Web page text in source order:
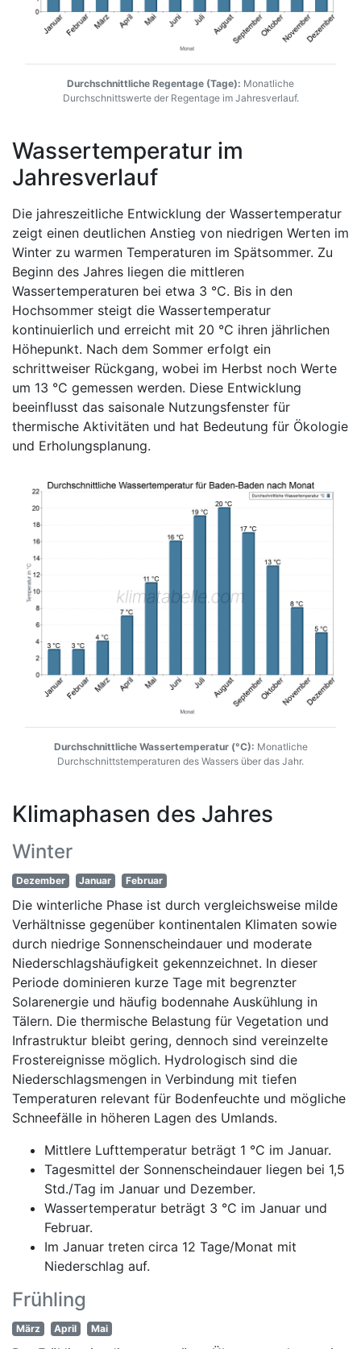
Durchschnittliche Regentage (Tage): Monatliche
Durchschnittswerte der Regentage im Jahresverlauf.
Wassertemperatur im
Jahresverlauf
Die jahreszeitliche Entwicklung der Wassertemperatur
zeigt einen deutlichen Anstieg von niedrigen Werten im
Winter zu warmen Temperaturen im Spätsommer. Zu
Beginn des Jahres liegen die mittleren
Wassertemperaturen bei etwa 3 °C. Bis in den
Hochsommer steigt die Wassertemperatur
kontinuierlich und erreicht mit 20 °C ihren jährlichen
Höhepunkt. Nach dem Sommer erfolgt ein
schrittweiser Rückgang, wobei im Herbst noch Werte
um 13 °C gemessen werden. Diese Entwicklung
beeinflusst das saisonale Nutzungsfenster für
thermische Aktivitäten und hat Bedeutung für Ökologie
und Erholungsplanung.
Durchschnittliche Wassertemperatur (°C): Monatliche
Durchschnittstemperaturen des Wassers über das Jahr.
Klimaphasen des Jahres
Winter
Dezember Januar Februar
Die winterliche Phase ist durch vergleichsweise milde
Verhältnisse gegenüber kontinentalen Klimaten sowie
durch niedrige Sonnenscheindauer und moderate
Niederschlagshäufigkeit gekennzeichnet. In dieser
Periode dominieren kurze Tage mit begrenzter
Solarenergie und häufig bodennahe Auskühlung in
Tälern. Die thermische Belastung für Vegetation und
Infrastruktur bleibt gering, dennoch sind vereinzelte
Frostereignisse möglich. Hydrologisch sind die
Niederschlagsmengen in Verbindung mit tiefen
Temperaturen relevant für Bodenfeuchte und mögliche
Schneefälle in höheren Lagen des Umlands.
Mittlere Lufttemperatur beträgt 1 °C im Januar.
Tagesmittel der Sonnenscheindauer liegen bei 1,5
Std./Tag im Januar und Dezember.
Wassertemperatur beträgt 3 °C im Januar und
Februar.
Im Januar treten circa 12 Tage/Monat mit
Niederschlag auf.
Frühling
März April Mai